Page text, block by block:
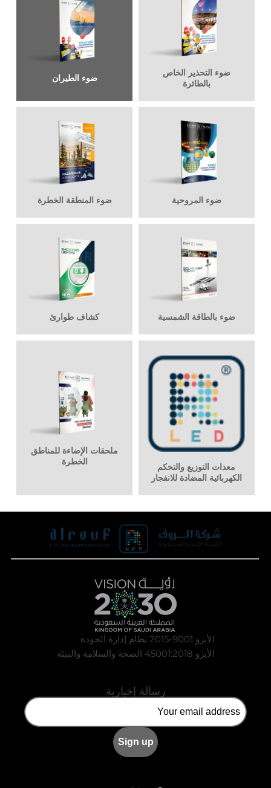
ضوء التحذير الخاص
بالطائرة
ضوء الطيران
ضوء المروحية ضوء المنطقة الخطرة
ضوء بالطاقة الشمسية كشاف طوارئ
معدات التوزيع والتحكم
الكهربائية المضادة للانفجار
ملحقات الإضاءة للمناطق
الخطرة
الأيزو 9001-2015 نظام إدارة الجودة
الأيزو 45001:2018 الصحة والسلامة والبيئة
رسالة إخبارية